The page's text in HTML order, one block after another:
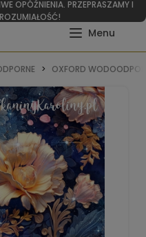
OPÓŹNIENIA. PRZEPRASZAMY I
OXFORD